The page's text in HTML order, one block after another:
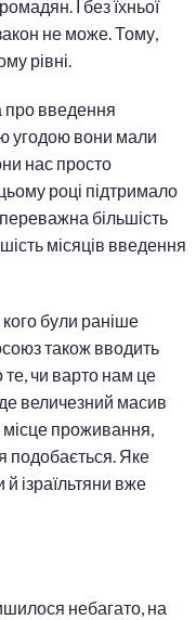
І без їхньої
не може. Тому,
рівні.
про введення
угодою вони мали
нас просто
році підтримало
більшість
місяців введення
були раніше
також вводить
те, чи варто нам це
величезний масив
місце проживання,
подобається. Яке
ізраїльтяни вже
небагато, на